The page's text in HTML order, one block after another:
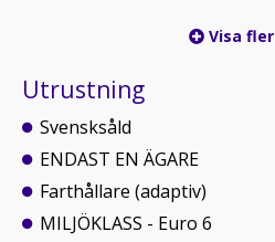
Visa fler
Utrustning
Svensksåld
ENDAST EN ÄGARE
Farthållare (adaptiv)
MILJÖKLASS - Euro 6